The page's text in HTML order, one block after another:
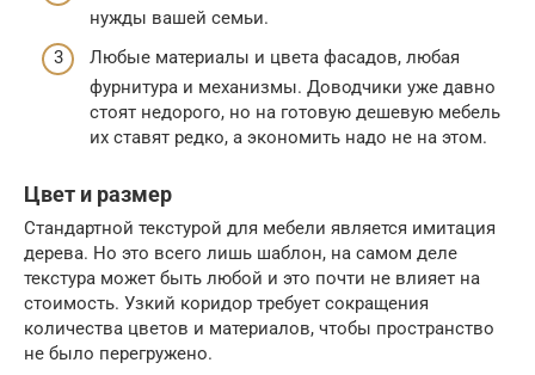
нужды вашей семьи.
Любые материалы и цвета фасадов, любая
фурнитура и механизмы. Доводчики уже давно
стоят недорого, но на готовую дешевую мебель
их ставят редко, а экономить надо не на этом.
Цвет и размер
Стандартной текстурой для мебели является имитация
дерева. Но это всего лишь шаблон, на самом деле
текстура может быть любой и это почти не влияет на
стоимость. Узкий коридор требует сокращения
количества цветов и материалов, чтобы пространство
не было перегружено.